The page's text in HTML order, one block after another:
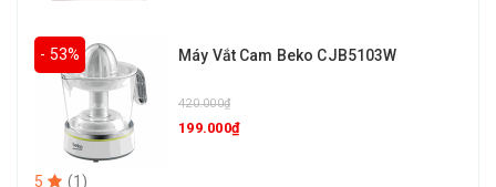
- 53% Máy Vắt Cam Beko CJB5103W
420.000₫
199.000₫
5 (1 )